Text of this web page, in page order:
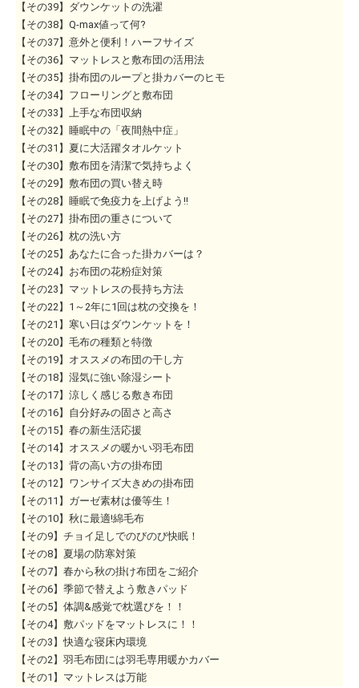
【その39】ダウンケットの洗濯
【その38】Q-max値って何?
【その37】意外と便利！ハーフサイズ
【その36】マットレスと敷布団の活用法
【その35】掛布団のループと掛カバーのヒモ
【その34】フローリングと敷布団
【その33】上手な布団収納
【その32】睡眠中の「夜間熱中症」
【その31】夏に大活躍タオルケット
【その30】敷布団を清潔で気持ちよく
【その29】敷布団の買い替え時
【その28】睡眠で免疫力を上げよう!!
【その27】掛布団の重さについて
【その26】枕の洗い方
【その25】あなたに合った掛カバーは？
【その24】お布団の花粉症対策
【その23】マットレスの長持ち方法
【その22】1～2年に1回は枕の交換を！
【その21】寒い日はダウンケットを！
【その20】毛布の種類と特徴
【その19】オススメの布団の干し方
【その18】湿気に強い除湿シート
【その17】涼しく感じる敷き布団
【その16】自分好みの固さと高さ
【その15】春の新生活応援
【その14】オススメの暖かい羽毛布団
【その13】背の高い方の掛布団
【その12】ワンサイズ大きめの掛布団
【その11】ガーゼ素材は優等生！
【その10】秋に最適!綿毛布
【その9】チョイ足しでのびのび快眠！
【その8】夏場の防寒対策
【その7】春から秋の掛け布団をご紹介
【その6】季節で替えよう敷きパッド
【その5】体調&感覚で枕選びを！！
【その4】敷パッドをマットレスに！！
【その3】快適な寝床内環境
【その2】羽毛布団には羽毛専用暖かカバー
【その1】マットレスは万能